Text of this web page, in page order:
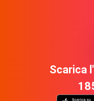
Scarica